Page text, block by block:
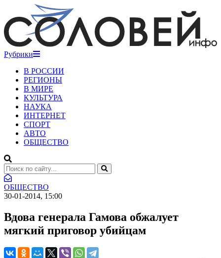
Рубрики
В РОССИИ
РЕГИОНЫ
В МИРЕ
КУЛЬТУРА
НАУКА
ИНТЕРНЕТ
СПОРТ
АВТО
ОБЩЕСТВО
ОБЩЕСТВО
30-01-2014, 15:00
Вдова генерала Гамова обжалует
мягкий приговор убийцам